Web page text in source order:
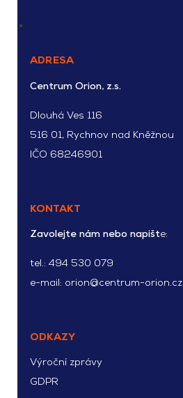
ADRESA
Centrum Orion, z.s.
Dlouhá Ves 116
516 01, Rychnov nad Kněžnou
IČO 68246901
KONTAKT
Zavolejte nám nebo napište:
tel.: 494 530 079
e-mail: orion@centrum-orion.cz
ODKAZY
Výroční zprávy
GDPR